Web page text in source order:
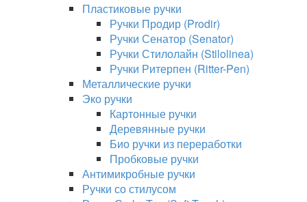
Пластиковые ручки
Ручки Продир (Prodir)
Ручки Сенатор (Senator)
Ручки Стилолайн (Stilolinea)
Ручки Ритерпен (Ritter-Pen)
Металлические ручки
Эко ручки
Картонные ручки
Деревянные ручки
Био ручки из переработки
Пробковые ручки
Антимикробные ручки
Ручки со стилусом